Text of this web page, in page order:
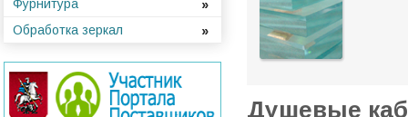
Фурнитура
Обработка зеркал
Душевые